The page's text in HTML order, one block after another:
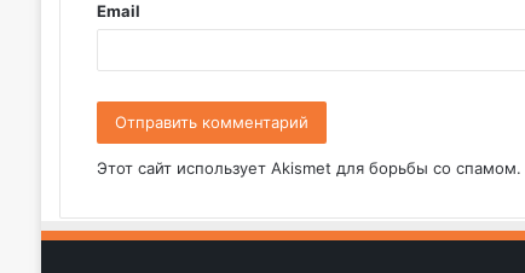
й
*
Email
Этот сайт использует Akismet для борьбы со спамом.